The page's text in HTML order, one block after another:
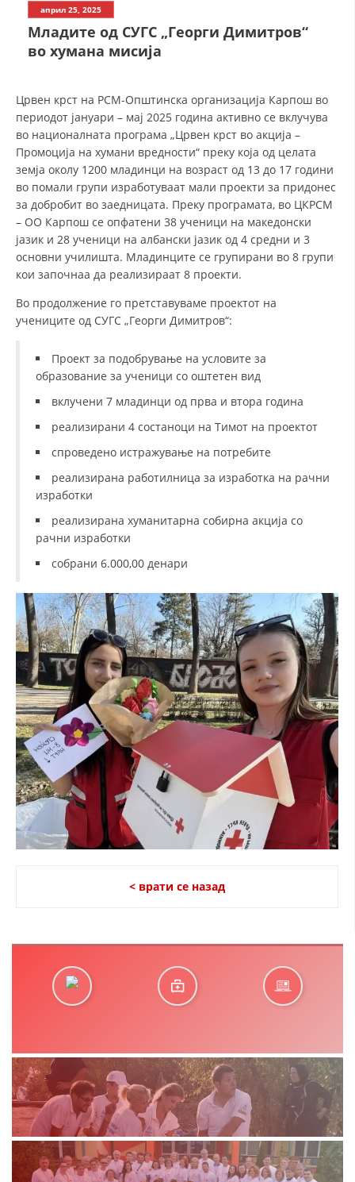
ДЕЈСТВУВАЊЕ
ПРИРАЧНИЦИ
СТРАТЕГИИ
ЕДУКАТИВНО ИНФОРМАТИВНИ МАТЕРИЈАЛИ
БРОШУРИ
ПОСТЕРИ
април 25, 2025
Младите од СУГС „Георги Димитров“
во хумана мисија
Црвен крст на РСМ-Општинска организација Карпош во
периодот јануари – мај 2025 година активно се вклучува
во националната програма „Црвен крст во акција –
Промоција на хумани вредности“ преку која од целата
земја околу 1200 младинци на возраст од 13 до 17 години
во помали групи изработуваат мали проекти за придонес
за добробит во заедницата. Преку програмата, во ЦКРСМ
– ОО Карпош се опфатени 38 ученици на македонски
јазик и 28 ученици на албански јазик од 4 средни и 3
основни училишта. Младинците се групирани во 8 групи
кои започнаа да реализираат 8 проекти.
Во продолжение го претставуваме проектот на
учениците од СУГС „Георги Димитров“:
Проект за подобрување на условите за
образование за ученици со оштетен вид
вклучени 7 младинци од прва и втора година
реализирани 4 состаноци на Тимот на проектот
спроведено истражување на потребите
реализирана работилница за изработка на рачни
изработки
реализирана хуманитарна собирна акција со
рачни изработки
собрани 6.000,00 денари
< врати се назад